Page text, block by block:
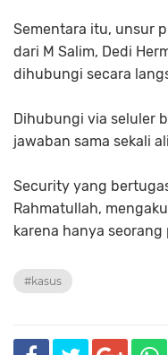
Sementara itu, unsur
dari M Salim, Dedi
dihubungi secara
Dihubungi via seluler
jawaban sama sekali
Security yang
Rahmatullah,
karena hanya seorang
#kasus